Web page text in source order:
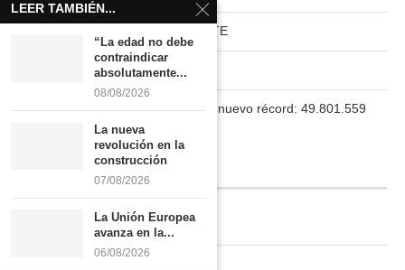
HABITAT RURAL AUTOSUFICIENTE
La población en España marca un nuevo récord: 49.801.559
Quiénes somos
LEER TAMBIÉN...
“La edad no debe
contraindicar
absolutamente...
08/08/2026
La nueva
revolución en la
construcción
07/08/2026
La Unión Europea
avanza en la...
06/08/2026